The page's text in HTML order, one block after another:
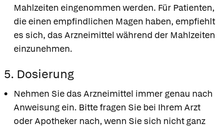
Mahlzeiten eingenommen werden. Für Patienten,
die einen empfindlichen Magen haben, empfiehlt
es sich, das Arzneimittel während der Mahlzeiten
einzunehmen.
5. Dosierung
Nehmen Sie das Arzneimittel immer genau nach
Anweisung ein. Bitte fragen Sie bei Ihrem Arzt
oder Apotheker nach, wenn Sie sich nicht ganz